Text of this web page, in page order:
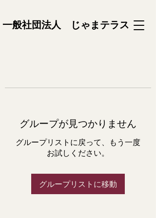
一般社団法人 じゃまテラス
グループが見つかりません
グループリストに戻って、もう一度
お試しください。
グループリストに移動